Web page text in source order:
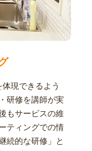
現できるよう
研修を講師が実
もサービスの維
ティングでの情
続的な研修」と